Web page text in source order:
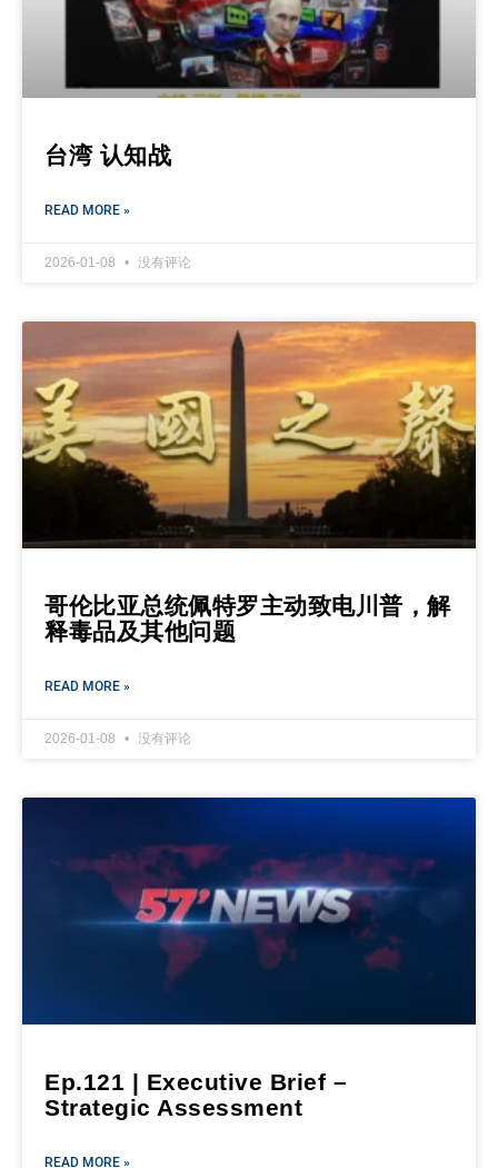
台湾 认知战
READ MORE »
2026-01-08 没有评论
哥伦比亚总统佩特罗主动致电川普，解
释毒品及其他问题
READ MORE »
2026-01-08 没有评论
Ep.121 | Executive Brief –
Strategic Assessment
READ MORE »